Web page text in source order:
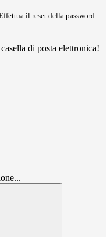
il reset della password
di posta elettronica!